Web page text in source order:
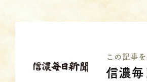
この記事
信濃